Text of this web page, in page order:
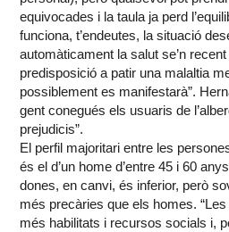
equivocades i la taula ja perd
funciona, t’endeutes, la situació
automàticament la salut se’n
predisposició a patir una malaltia
possiblement es manifestarà”.
gent conegués els usuaris de
prejudicis”.
El perfil majoritari entre les
és el d’un home d’entre 45 i 60
dones, en canvi, és inferior, però
més precàries que els homes.
més habilitats i recursos socials i,